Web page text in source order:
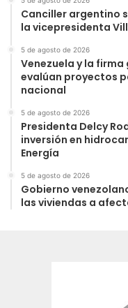
Canciller argentino
la vicepresidenta
5 de agosto de 2026
Venezuela y la
evalúan proyectos
nacional
5 de agosto de 2026
Presidenta Delcy
inversión en
Energía
5 de agosto de 2026
Gobierno
las viviendas a